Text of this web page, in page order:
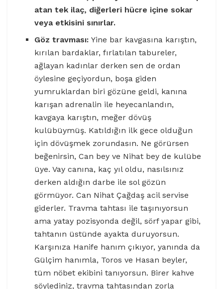
atan tek ilaç, diğerleri hücre içine sokar
veya etkisini sınırlar.
Göz travması: Yine bar kavgasına karıştın,
kırılan bardaklar, fırlatılan tabureler,
ağlayan kadınlar derken sen de ordan
öylesine geçiyordun, boşa giden
yumruklardan biri gözüne geldi, kanına
karışan adrenalin ile heyecanlandın,
kavgaya karıştın, meğer dövüş
kulübüymüş. Katıldığın ilk gece olduğun
için dövüşmek zorundasın. Ne görürsen
beğenirsin, Can bey ve Nihat bey de kulübe
üye. Vay canına, kaç yıl oldu, nasılsınız
derken aldığın darbe ile sol gözün
görmüyor. Can Nihat Çağdaş acil servise
giderler. Travma tahtası ile taşınıyorsun
ama yatay pozisyonda değil, sörf yapar gibi,
tahtanın üstünde ayakta duruyorsun.
Karşınıza Hanife hanım çıkıyor, yanında da
Gülçim hanımla, Toros ve Hasan beyler,
tüm nöbet ekibini tanıyorsun. Birer kahve
söylediniz, travma tahtasından zorla